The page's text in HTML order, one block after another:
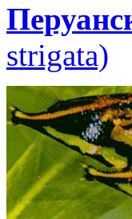
strigata)